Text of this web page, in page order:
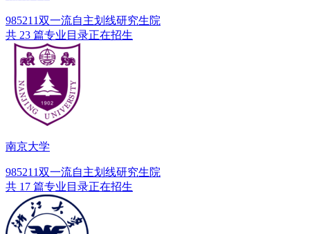
985211双一流自主划线研究生院
共 23 篇专业目录正在招生
南京大学
985211双一流自主划线研究生院
共 17 篇专业目录正在招生